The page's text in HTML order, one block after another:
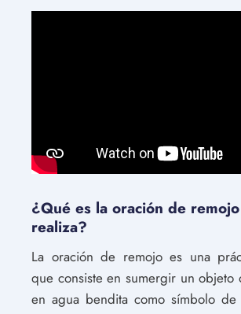
¿Qué es la oración de
realiza?
La oración de remojo es una
que consiste en sumergir un objeto
en agua bendita como símbolo